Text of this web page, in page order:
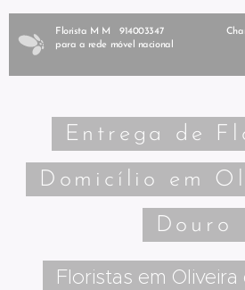
Florista M M 914003347
para a rede móvel nacional
Entrega de
Domicílio em
Douro
Floristas em